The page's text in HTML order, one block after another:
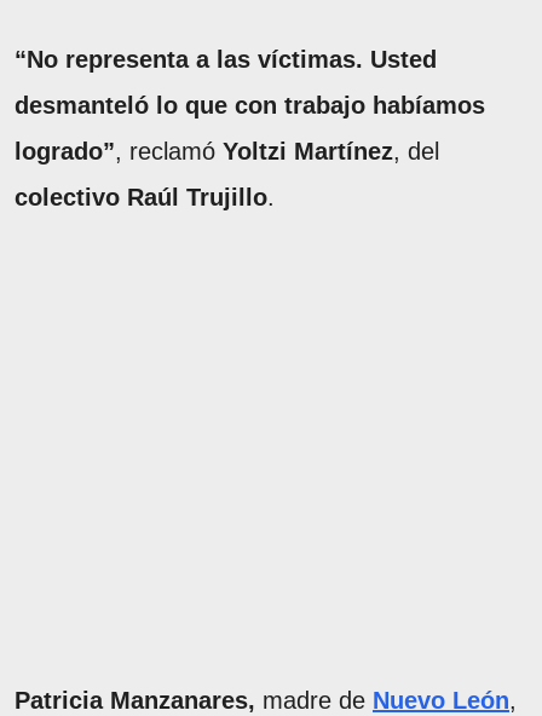
“No representa a las víctimas. Usted
desmanteló lo que con trabajo habíamos
logrado”, reclamó Yoltzi Martínez, del
colectivo Raúl Trujillo.
Patricia Manzanares, madre de Nuevo León,